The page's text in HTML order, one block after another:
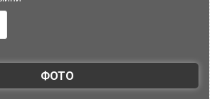
ФОТО